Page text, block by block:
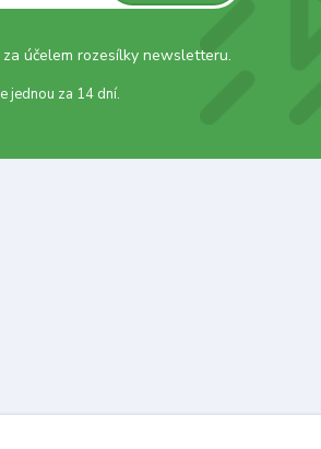
účelem rozesílky newsletteru.
jednou za 14 dní.